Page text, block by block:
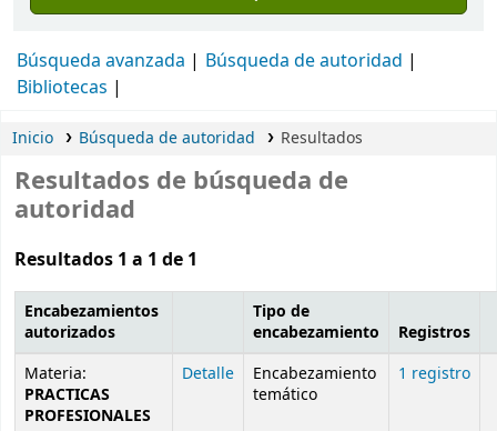
Búsqueda avanzada
Búsqueda de autoridad
Bibliotecas
Inicio Búsqueda de autoridad Resultados
Resultados de búsqueda de
autoridad
Resultados 1 a 1 de 1
Resultados de búsqueda de autoridad
Encabezamientos
autorizados
Tipo de
encabezamiento
Registros
Materia:
PRACTICAS
PROFESIONALES
Detalle
Encabezamiento
temático
1 registro